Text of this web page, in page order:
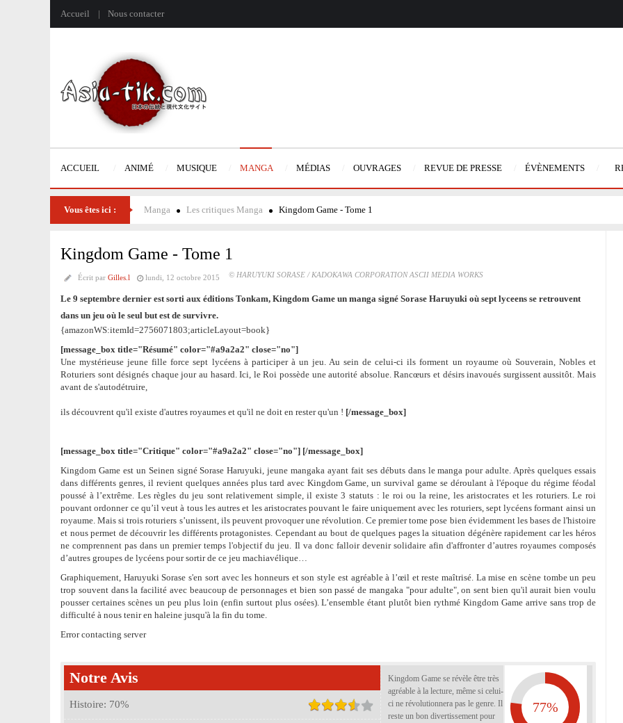
Accueil Nous contacter
ACCUEIL ANIMÉ MUSIQUE MANGA MÉDIAS OUVRAGES REVUE DE PRESSE ÉVÈNEMENTS
Vous êtes ici : Manga Les critiques Manga Kingdom Game - Tome 1
Kingdom Game - Tome 1
Écrit par Gilles.l lundi, 12 octobre 2015 © HARUYUKI SORASE / KADOKAWA CORPORATION ASCII MEDIA WORKS
Le 9 septembre dernier est sorti aux éditions Tonkam, Kingdom Game un manga signé Sorase Haruyuki où sept lyceens se retrouvent
dans un jeu où le seul but est de survivre.
{amazonWS:itemId=2756071803;articleLayout=book}
[message_box title="Résumé" color="#a9a2a2" close="no"]
Une mystérieuse jeune fille force sept lycéens à participer à un jeu. Au sein de celui-ci ils forment un royaume où Souverain, Nobles et
Roturiers sont désignés chaque jour au hasard. Ici, le Roi possède une autorité absolue. Rancœurs et désirs inavoués surgissent aussitôt. Mais
avant de s'autodétruire,
ils découvrent qu'il existe d'autres royaumes et qu'il ne doit en rester qu'un ! [/message_box]
[message_box title="Critique" color="#a9a2a2" close="no"] [/message_box]
Kingdom Game est un Seinen signé Sorase Haruyuki, jeune mangaka ayant fait ses débuts dans le manga pour adulte. Après quelques essais
dans différents genres, il revient quelques années plus tard avec Kingdom Game, un survival game se déroulant à l'époque du régime féodal
poussé à l’extrême. Les règles du jeu sont relativement simple, il existe 3 statuts : le roi ou la reine, les aristocrates et les roturiers. Le roi
pouvant ordonner ce qu’il veut à tous les autres et les aristocrates pouvant le faire uniquement avec les roturiers, sept lycéens formant ainsi un
royaume. Mais si trois roturiers s’unissent, ils peuvent provoquer une révolution. Ce premier tome pose bien évidemment les bases de l'histoire
et nous permet de découvrir les différents protagonistes. Cependant au bout de quelques pages la situation dégénère rapidement car les héros
ne comprennent pas dans un premier temps l'objectif du jeu. Il va donc falloir devenir solidaire afin d'affronter d’autres royaumes composés
d’autres groupes de lycéens pour sortir de ce jeu machiavélique…
Graphiquement, Haruyuki Sorase s'en sort avec les honneurs et son style est agréable à l’œil et reste maîtrisé. La mise en scène tombe un peu
trop souvent dans la facilité avec beaucoup de personnages et bien son passé de mangaka "pour adulte", on sent bien qu'il aurait bien voulu
pousser certaines scènes un peu plus loin (enfin surtout plus osées). L’ensemble étant plutôt bien rythmé Kingdom Game arrive sans trop de
difficulté à nous tenir en haleine jusqu'à la fin du tome.
Error contacting server
Notre Avis
Histoire: 70% 77%
Kingdom Game se révèle être très
agréable à la lecture, même si celui-
ci ne révolutionnera pas le genre. Il
reste un bon divertissement pour